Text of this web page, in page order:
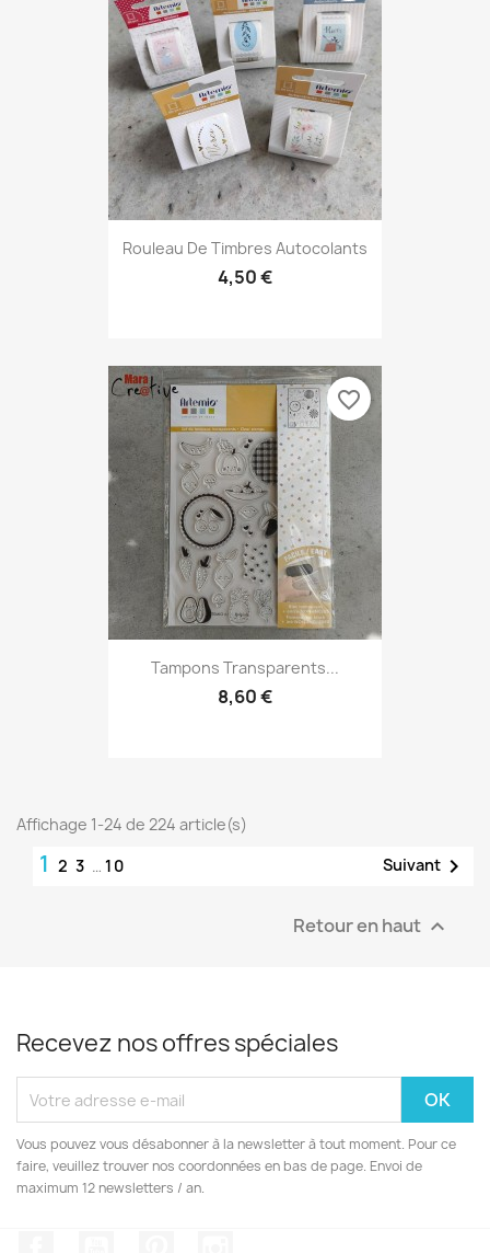
Rouleau De Timbres Autocolants
4,50 €
Tampons Transparents...
8,60 €
favorite_border
Affichage 1-24 de 224 article(s)
1 2 3 … 10 Suivant 
Retour en haut 
Recevez nos offres spéciales
Vous pouvez vous désabonner à la newsletter à tout moment. Pour ce
faire, veuillez trouver nos coordonnées en bas de page. Envoi de
maximum 12 newsletters / an.